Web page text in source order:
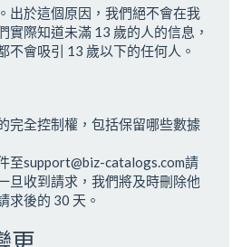
出於這個原因，我們絕不會在我
實際知道未滿 13 歲的人的信息，
不會吸引 13 歲以下的任何人。
完全控制權，包括保留哪些數據
至support@biz-catalogs.com請
旦收到請求，我們將及時刪除他
求後的 30 天。
更